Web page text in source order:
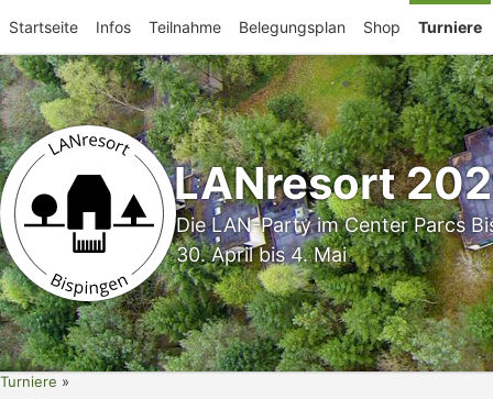
Startseite Infos Teilnahme Belegungsplan Shop Turniere
LANresort
Die LAN-Party im Center Parcs
30. April bis 4. Mai
Turniere